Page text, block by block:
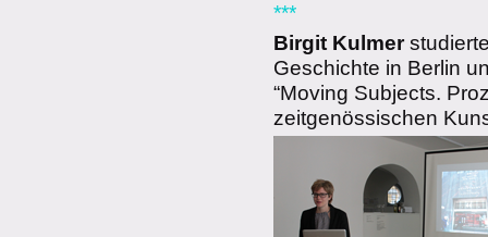
***
Birgit Kulmer
Geschichte in Berlin
“Moving Subjects.
zeitgenössischen